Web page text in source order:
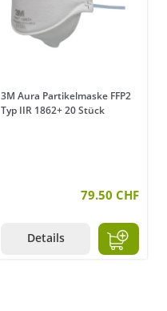
3M Aura Partikelmaske FFP2
Typ IIR 1862+ 20 Stück
79.50 CHF
Details